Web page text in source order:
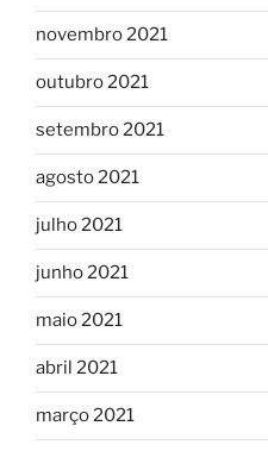
novembro 2021
outubro 2021
setembro 2021
agosto 2021
julho 2021
junho 2021
maio 2021
abril 2021
março 2021